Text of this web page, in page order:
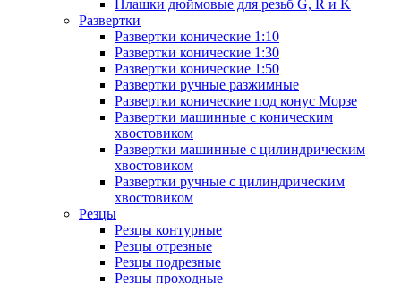
Плашки дюймовые для резьб G, R и K
Развертки
Развертки конические 1:10
Развертки конические 1:30
Развертки конические 1:50
Развертки ручные разжимные
Развертки конические под конус Морзе
Развертки машинные с коническим
хвостовиком
Развертки машинные с цилиндрическим
хвостовиком
Развертки ручные с цилиндрическим
хвостовиком
Резцы
Резцы контурные
Резцы отрезные
Резцы подрезные
Резцы проходные